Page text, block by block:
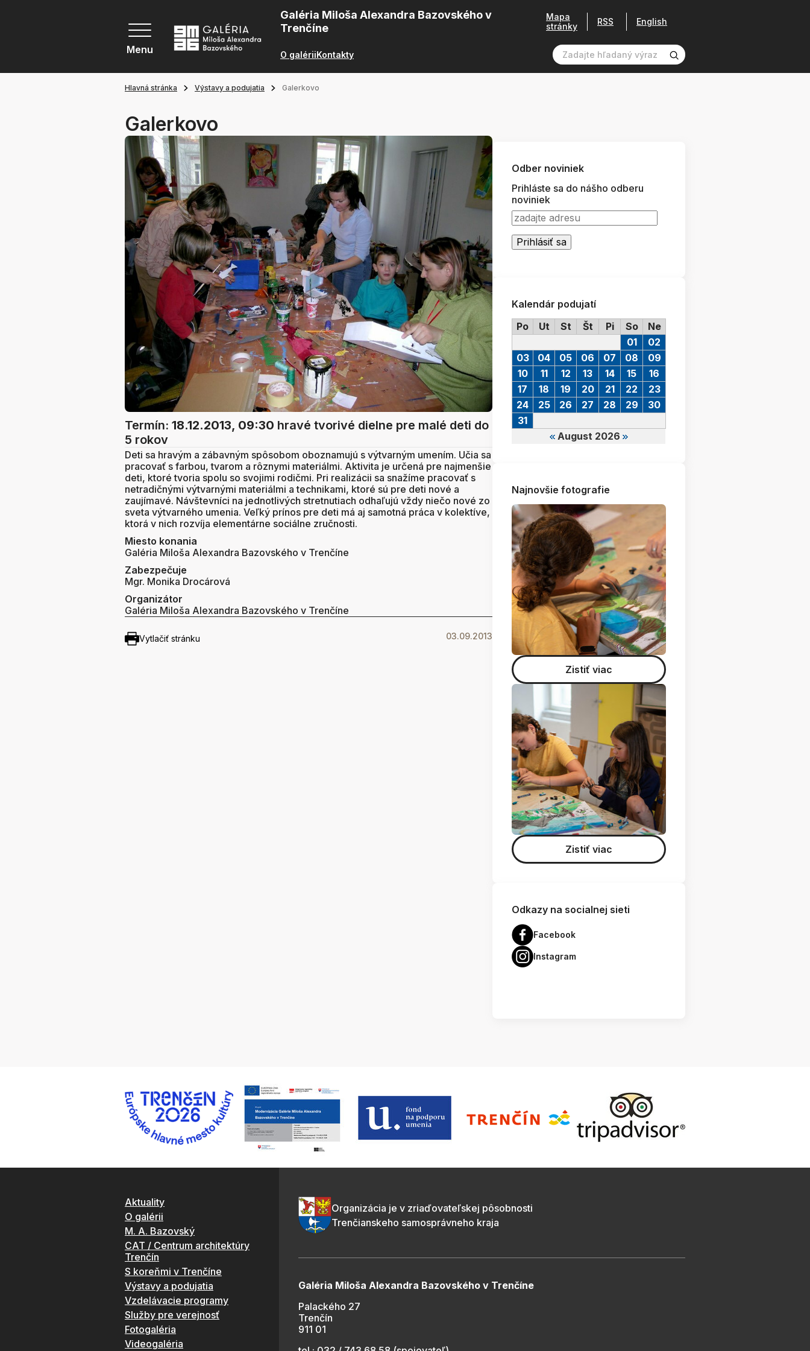
Menu
Galéria Miloša Alexandra Bazovského v
Trenčíne
O galériiKontakty
Mapa
stránky
RSS English
Hlavná stránka Výstavy a podujatia Galerkovo
Galerkovo
Termín: 18.12.2013, 09:30 hravé tvorivé dielne pre malé deti do
5 rokov
Deti sa hravým a zábavným spôsobom oboznamujú s výtvarným umením. Učia sa
pracovať s farbou, tvarom a rôznymi materiálmi. Aktivita je určená pre najmenšie
deti, ktoré tvoria spolu so svojimi rodičmi. Pri realizácii sa snažíme pracovať s
netradičnými výtvarnými materiálmi a technikami, ktoré sú pre deti nové a
zaujímavé. Návštevníci na jednotlivých stretnutiach odhaľujú vždy niečo nové zo
sveta výtvarného umenia. Veľký prínos pre deti má aj samotná práca v kolektíve,
ktorá v nich rozvíja elementárne sociálne zručnosti.
Miesto konania
Galéria Miloša Alexandra Bazovského v Trenčíne
Zabezpečuje
Mgr. Monika Drocárová
Organizátor
Galéria Miloša Alexandra Bazovského v Trenčíne
Vytlačiť stránku 03.09.2013
Odber noviniek
Prihláste sa do nášho odberu
noviniek
Kalendár podujatí
Po
Ut St Št Pi So Ne
August 2026
01
02
03
04 05 06 07 08
09
10
11 12 13 14 15
16
17
18 19 20 21 22
23
24
25 26 27 28 29
30
31
Najnovšie fotografie
Zistiť viac
Zistiť viac
Odkazy na socialnej sieti
Facebook
Instagram
Aktuality
O galérii
M. A. Bazovský
CAT / Centrum architektúry
Trenčín
S koreňmi v Trenčíne
Výstavy a podujatia
Vzdelávacie programy
Služby pre verejnosť
Fotogaléria
Videogaléria
Organizácia je v zriaďovateľskej pôsobnosti
Trenčianskeho samosprávneho kraja
Galéria Miloša Alexandra Bazovského v Trenčíne
Palackého 27
Trenčín
911 01